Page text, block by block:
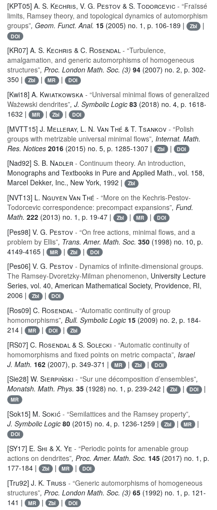
[KPT05] A. S. Kechris, V. G. Pestov & S. Todorcevic - “Fraïssé
limits, Ramsey theory, and topological dynamics of automorphism
groups”, Geom. Funct. Anal. 15 (2005) no. 1, p. 106-189 | Zbl |
DOI
[KR07] A. S. Kechris & C. Rosendal- “Turbulence,
amalgamation, and generic automorphisms of homogeneous
structures”, Proc. London Math. Soc. (3) 94 (2007) no. 2, p. 302-
350 |
Zbl | MR | DOI
[Kwi18] A. Kwiatkowska - “Universal minimal flows of generalized
Ważewski dendrites”, J. Symbolic Logic 83 (2018) no. 4, p. 1618-
1632 |
MR | Zbl | DOI
[MVTT15] J. Melleray, L. N. Van Thé & T. Tsankov - “Polish
groups with metrizable universal minimal flows”, Internat. Math.
Res. Notices 2016 (2015) no. 5, p. 1285-1307 | Zbl | DOI
[Nad92] S. B. Nadler - Continuum theory. An introduction,
Monographs and Textbooks in Pure and Applied Math., vol. 158,
Marcel Dekker, Inc., New York, 1992 |
Zbl
[NVT13] L. Nguyen Van Thé - “More on the Kechris-Pestov-
Todorcevic correspondence: precompact expansions”, Fund.
Math. 222 (2013) no. 1, p. 19-47 | Zbl | MR | DOI
[Pes98] V. G. Pestov - “On free actions, minimal flows, and a
problem by Ellis”, Trans. Amer. Math. Soc. 350 (1998) no. 10, p.
4149-4165 |
MR | Zbl | DOI
[Pes06] V. G. Pestov - Dynamics of infinite-dimensional groups.
The Ramsey-Dvoretzky-Milman phenomenon, University Lecture
Series, vol. 40, American Mathematical Society, Providence, RI,
2006 |
Zbl | DOI
[Ros09] C. Rosendal - “Automatic continuity of group
homomorphisms”, Bull. Symbolic Logic 15 (2009) no. 2, p. 184-
214 |
MR | DOI | Zbl
[RS07] C. Rosendal & S. Solecki - “Automatic continuity of
homomorphisms and fixed points on metric compacta”, Israel
J. Math. 162 (2007), p. 349-371 | MR | Zbl | DOI
[Sie28] W. Sierpiński - “Sur une décomposition d’ensembles”,
Monatsh. Math. Phys. 35 (1928) no. 1, p. 239-242 | Zbl | DOI |
MR
[Sok15] M. Sokić - “Semilattices and the Ramsey property”,
J. Symbolic Logic 80 (2015) no. 4, p. 1236-1259 | Zbl | MR |
DOI
[SY17] E. Shi & X. Ye - “Periodic points for amenable group
actions on dendrites”, Proc. Amer. Math. Soc. 145 (2017) no. 1, p.
177-184 |
Zbl | MR | DOI
[Tru92] J. K. Truss - “Generic automorphisms of homogeneous
structures”, Proc. London Math. Soc. (3) 65 (1992) no. 1, p. 121-
141 |
MR | Zbl | DOI